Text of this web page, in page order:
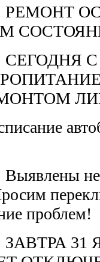
РЕМОНТ
С
проблем!
ЗАВТРА